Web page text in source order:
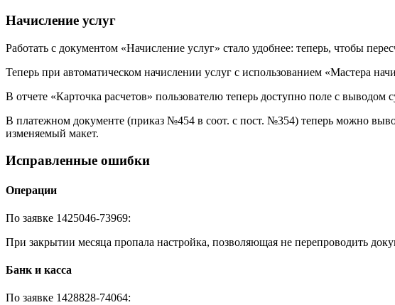
Начисление услуг
Работать с документом «Начисление услуг» стало удобнее: теперь, чтобы
Теперь при автоматическом начислении услуг с использованием «Мастера
В отчете «Карточка расчетов» пользователю теперь доступно поле с
В платежном документе (приказ №454 в соот. с пост. №354) теперь можно
изменяемый макет.
Исправленные ошибки
Операции
По заявке 1425046-73969:
При закрытии месяца пропала настройка, позволяющая не перепроводить
Банк и касса
По заявке 1428828-74064: